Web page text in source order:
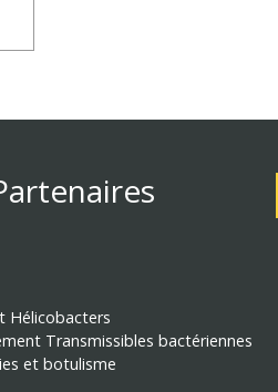
Hélicobacters
Transmissibles bactériennes
et botulisme